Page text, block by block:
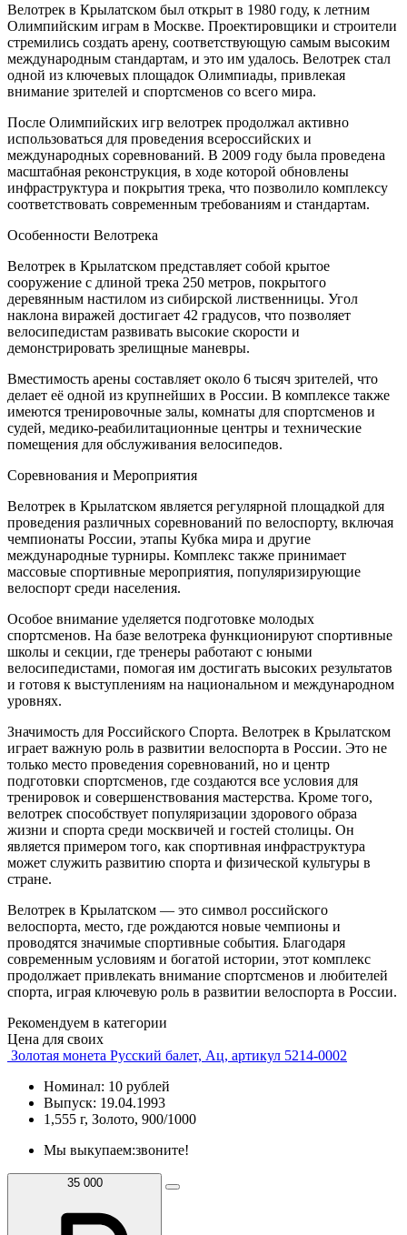
Велотрек в Крылатском был открыт в 1980 году, к летним
Олимпийским играм в Москве. Проектировщики и строители
стремились создать арену, соответствующую самым высоким
международным стандартам, и это им удалось. Велотрек стал
одной из ключевых площадок Олимпиады, привлекая
внимание зрителей и спортсменов со всего мира.
После Олимпийских игр велотрек продолжал активно
использоваться для проведения всероссийских и
международных соревнований. В 2009 году была проведена
масштабная реконструкция, в ходе которой обновлены
инфраструктура и покрытия трека, что позволило комплексу
соответствовать современным требованиям и стандартам.
Особенности Велотрека
Велотрек в Крылатском представляет собой крытое
сооружение с длиной трека 250 метров, покрытого
деревянным настилом из сибирской лиственницы. Угол
наклона виражей достигает 42 градусов, что позволяет
велосипедистам развивать высокие скорости и
демонстрировать зрелищные маневры.
Вместимость арены составляет около 6 тысяч зрителей, что
делает её одной из крупнейших в России. В комплексе также
имеются тренировочные залы, комнаты для спортсменов и
судей, медико-реабилитационные центры и технические
помещения для обслуживания велосипедов.
Соревнования и Мероприятия
Велотрек в Крылатском является регулярной площадкой для
проведения различных соревнований по велоспорту, включая
чемпионаты России, этапы Кубка мира и другие
международные турниры. Комплекс также принимает
массовые спортивные мероприятия, популяризирующие
велоспорт среди населения.
Особое внимание уделяется подготовке молодых
спортсменов. На базе велотрека функционируют спортивные
школы и секции, где тренеры работают с юными
велосипедистами, помогая им достигать высоких результатов
и готовя к выступлениям на национальном и международном
уровнях.
Значимость для Российского Спорта. Велотрек в Крылатском
играет важную роль в развитии велоспорта в России. Это не
только место проведения соревнований, но и центр
подготовки спортсменов, где создаются все условия для
тренировок и совершенствования мастерства. Кроме того,
велотрек способствует популяризации здорового образа
жизни и спорта среди москвичей и гостей столицы. Он
является примером того, как спортивная инфраструктура
может служить развитию спорта и физической культуры в
стране.
Велотрек в Крылатском — это символ российского
велоспорта, место, где рождаются новые чемпионы и
проводятся значимые спортивные события. Благодаря
современным условиям и богатой истории, этот комплекс
продолжает привлекать внимание спортсменов и любителей
спорта, играя ключевую роль в развитии велоспорта в России.
Рекомендуем в категории
Цена для своих
Золотая монета Русский балет, Ац, артикул 5214-0002
Номинал: 10 рублей
Выпуск: 19.04.1993
1,555 г, Золото, 900/1000
Мы выкупаем:звоните!
35 000